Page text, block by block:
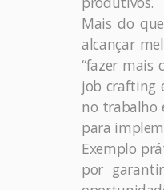
Mais do
alcançar
“fazer mais
job crafting
no trabalho
para
Exemplo
por